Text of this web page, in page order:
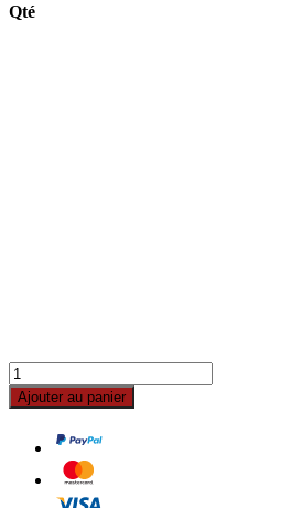
Qté
Ajouter au panier